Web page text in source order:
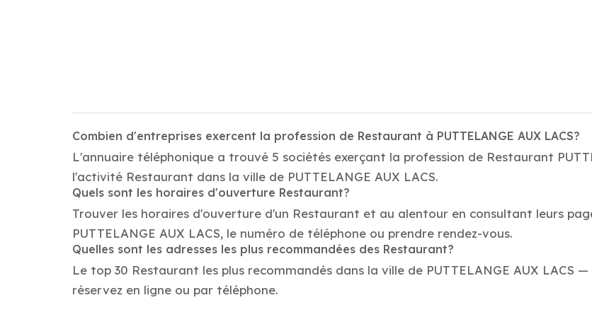
Combien d'entreprises exercent la profession de Restaurant à PUTTELANGE AUX LACS?
L'annuaire téléphonique a trouvé 5 sociétés exerçant la profession de Restaurant
l'activité Restaurant dans la ville de PUTTELANGE AUX LACS.
Quels sont les horaires d'ouverture Restaurant?
Trouver les horaires d'ouverture d'un Restaurant et au alentour en consultant leurs
PUTTELANGE AUX LACS, le numéro de téléphone ou prendre rendez-vous.
Quelles sont les adresses les plus recommandées des Restaurant?
Le top 30 Restaurant les plus recommandés dans la ville de PUTTELANGE AUX LACS
réservez en ligne ou par téléphone.